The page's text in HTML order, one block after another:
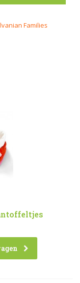
Families